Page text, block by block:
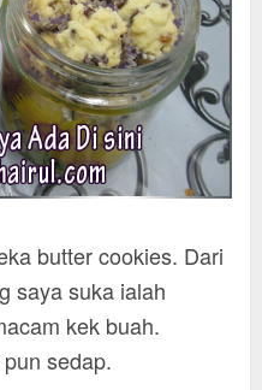
butter cookies. Dari
saya suka ialah
kek buah.
sedap.